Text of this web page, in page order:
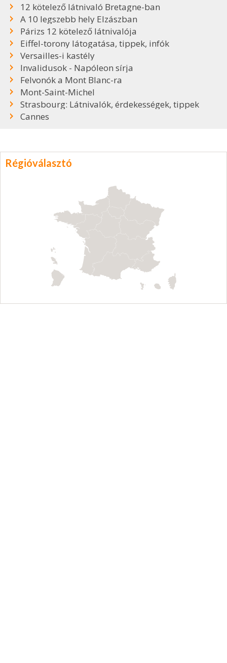
12 kötelező látnivaló Bretagne-ban
A 10 legszebb hely Elzászban
Párizs 12 kötelező látnivalója
Eiffel-torony látogatása, tippek, infók
Versailles-i kastély
Invalidusok - Napóleon sírja
Felvonók a Mont Blanc-ra
Mont-Saint-Michel
Strasbourg: Látnivalók, érdekességek, tippek
Cannes
Régióválasztó